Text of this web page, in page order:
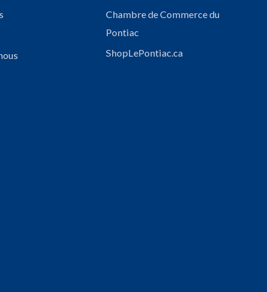
Chambre de Commerce du
Pontiac
ShopLePontiac.ca